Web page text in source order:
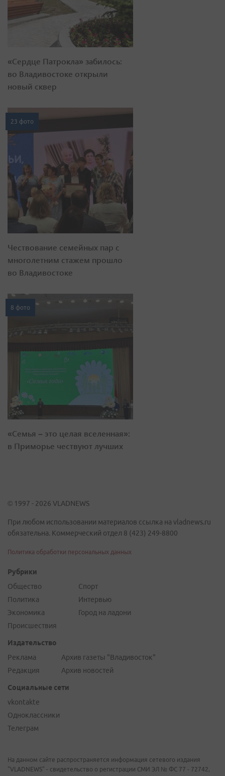
«Сердце Патрокла» забилось:
во Владивостоке открыли
новый сквер
23 фото
Чествование семейных пар с
многолетним стажем прошло
во Владивостоке
8 фото
«Семья – это целая вселенная»:
в Приморье чествуют лучших
© 1997 - 2026 VLADNEWS
При любом использовании материалов ссылка на vladnews.ru
обязательна. Коммерческий отдел 8 (423) 249-8800
Политика обработки персональных данных
Рубрики
Общество
Политика
Экономика
Происшествия
Спорт
Интервью
Город на ладони
Издательство
Реклама
Редакция
Архив газеты "Владивосток"
Архив новостей
Социальные сети
vkontakte
Одноклассники
Телеграм
На данном сайте распространяется информация сетевого издания
"VLADNEWS" - свидетельство о регистрации СМИ ЭЛ № ФС 77 - 72742,